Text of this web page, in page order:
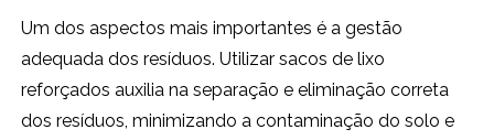
Um dos aspectos mais importantes é a gestão
adequada dos resíduos. Utilizar sacos de lixo
reforçados auxilia na separação e eliminação correta
dos resíduos, minimizando a contaminação do solo e